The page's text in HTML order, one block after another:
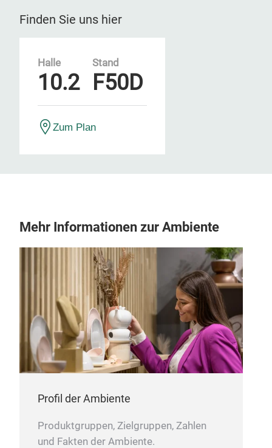
Finden Sie uns hier
Halle
10.2
Stand
F50D
Zum Plan
Mehr Informationen zur Ambiente
Profil der Ambiente
Produktgruppen, Zielgruppen, Zahlen
und Fakten der Ambiente.